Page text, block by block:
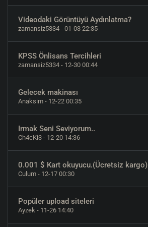
Videodaki Görüntüyü Aydınlatma?
zamansiz5334 - 01-03 22:35
KPSS Önlisans Tercihleri
zamansiz5334 - 12-30 00:44
Gelecek makinası
Anaksim - 12-22 00:35
Irmak Seni Seviyorum..
Ch4cKi3 - 12-20 14:36
0.001 $ Kart okuyucu.(Ücretsiz kargo)
Culum - 12-17 00:30
Popüler upload siteleri
Ayzek - 11-26 14:40